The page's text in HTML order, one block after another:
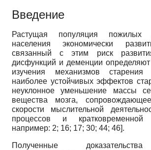
Введение
Растущая популяция
населения экономически
связанный с этим риск
дисфункций и деменции
изучения механизмов
наиболее устойчивых эффектов
неуклонное уменьшение массы
вещества мозга,
скорости мыслительной
процессов и
например: 2; 16; 17; 30; 44; 46].
Полученные